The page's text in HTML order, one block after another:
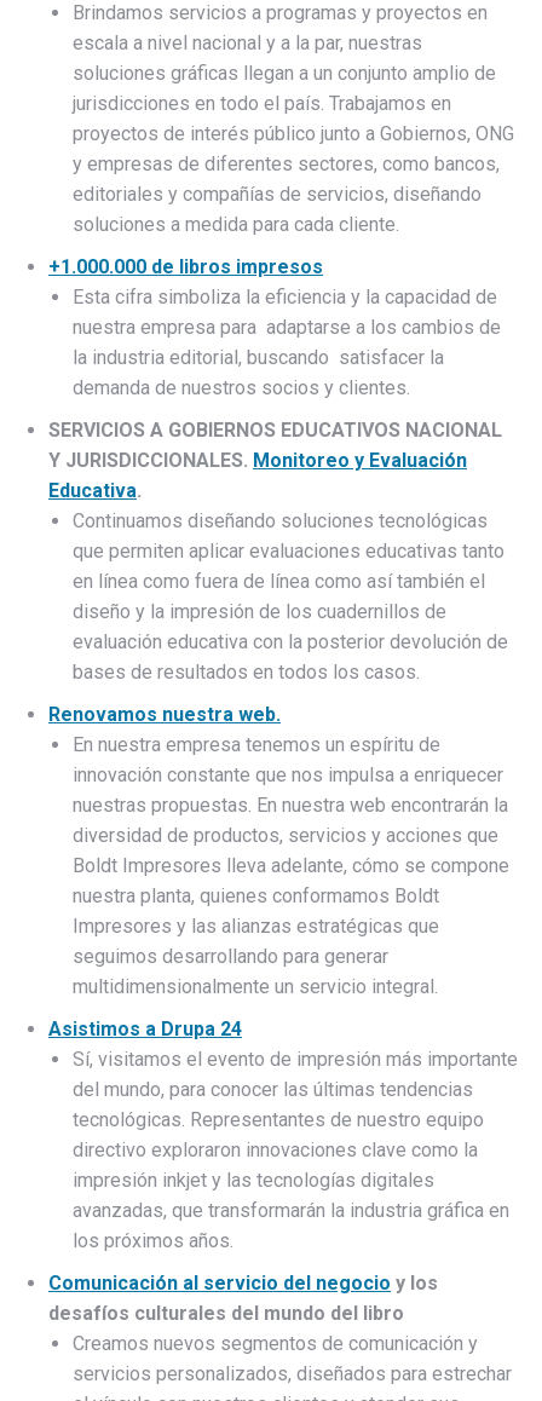
Brindamos servicios a programas y proyectos en
escala a nivel nacional y a la par, nuestras
soluciones gráficas llegan a un conjunto amplio de
jurisdicciones en todo el país. Trabajamos en
proyectos de interés público junto a Gobiernos, ONG
y empresas de diferentes sectores, como bancos,
editoriales y compañías de servicios, diseñando
soluciones a medida para cada cliente.
+1.000.000 de libros impresos
Esta cifra simboliza la eficiencia y la capacidad de
nuestra empresa para adaptarse a los cambios de
la industria editorial, buscando satisfacer la
demanda de nuestros socios y clientes.
SERVICIOS A GOBIERNOS EDUCATIVOS NACIONAL
Y JURISDICCIONALES. Monitoreo y Evaluación
Educativa.
Continuamos diseñando soluciones tecnológicas
que permiten aplicar evaluaciones educativas tanto
en línea como fuera de línea como así también el
diseño y la impresión de los cuadernillos de
evaluación educativa con la posterior devolución de
bases de resultados en todos los casos.
Renovamos nuestra web.
En nuestra empresa tenemos un espíritu de
innovación constante que nos impulsa a enriquecer
nuestras propuestas. En nuestra web encontrarán la
diversidad de productos, servicios y acciones que
Boldt Impresores lleva adelante, cómo se compone
nuestra planta, quienes conformamos Boldt
Impresores y las alianzas estratégicas que
seguimos desarrollando para generar
multidimensionalmente un servicio integral.
Asistimos a Drupa 24
Sí, visitamos el evento de impresión más importante
del mundo, para conocer las últimas tendencias
tecnológicas. Representantes de nuestro equipo
directivo exploraron innovaciones clave como la
impresión inkjet y las tecnologías digitales
avanzadas, que transformarán la industria gráfica en
los próximos años.
Comunicación al servicio del negocio y los
desafíos culturales del mundo del libro
Creamos nuevos segmentos de comunicación y
servicios personalizados, diseñados para estrechar